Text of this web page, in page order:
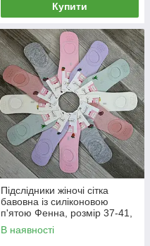
Купити
Підслідники жіночі сітка
бавовна із силіконовою
п'ятою Фенна, розмір 37-41,
асорті, 8003
В наявності